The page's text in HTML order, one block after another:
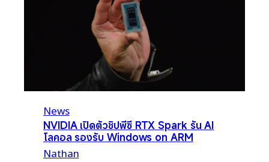
News
NVIDIA เปิดตัวชิปพีซี RTX Spark รัน AI
โลคอล รองรับ Windows on ARM
Nathan